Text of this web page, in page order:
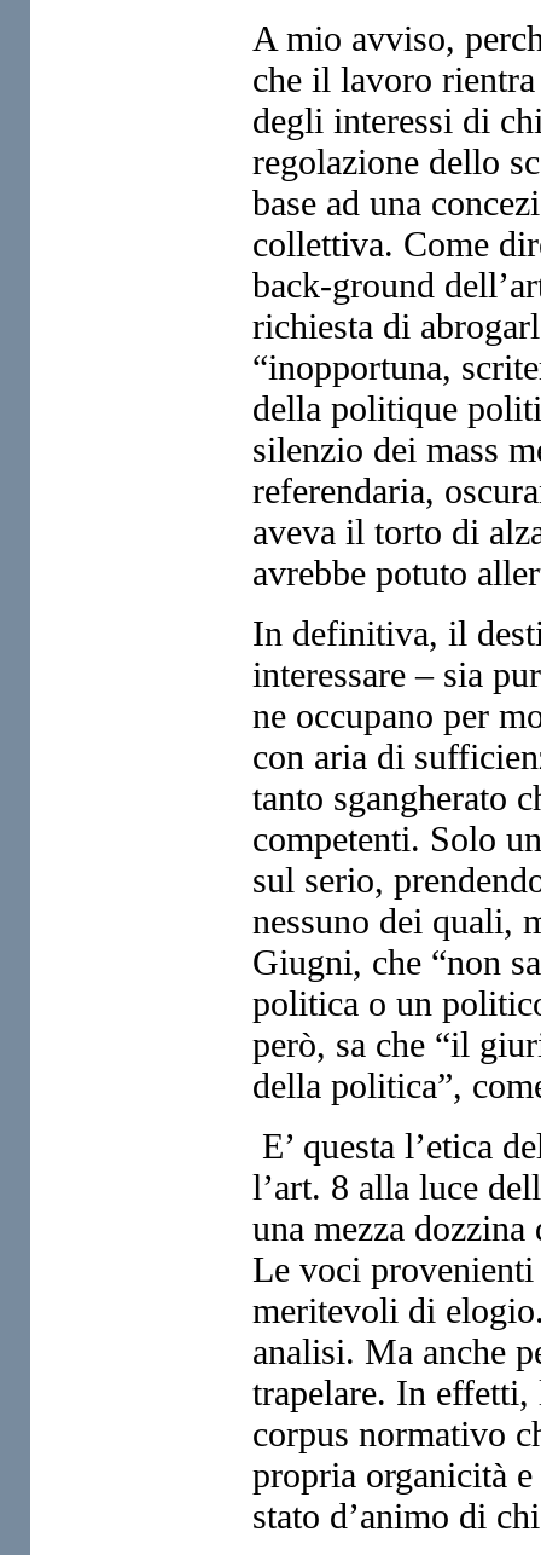
A mio avviso,
che il lavoro
degli interessi di
regolazione dello
base ad una
collettiva. Come
back-ground
richiesta di
“inopportuna,
della politique
silenzio dei mass
referendaria,
aveva il torto di
avrebbe potuto
In definitiva, il
interessare – sia
ne occupano per
con aria di
tanto sgangherato
competenti. Solo
sul serio,
nessuno dei quali,
Giugni, che “non
politica o un
però, sa che “il
della politica”,
E’ questa l’etica
l’art. 8 alla luce
una mezza
Le voci
meritevoli di
analisi. Ma anche
trapelare. In effetti,
corpus normativo
propria organicità
stato d’animo di